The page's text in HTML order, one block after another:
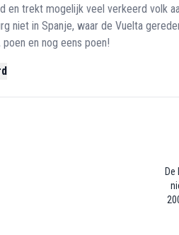
en trekt mogelijk veel verkeerd volk
niet in Spanje, waar de Vuelta
en nog eens poen!